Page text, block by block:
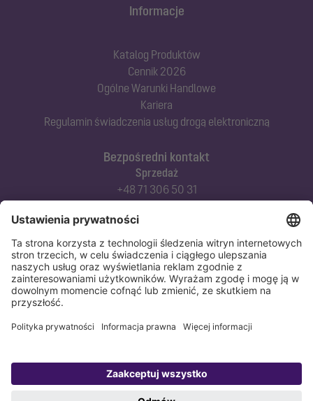
Bezpośredni kontakt
Sprzedaż
+48 71 306 50 31
Doradztwo techniczne
Serwis techniczny
+48 71 306 50 51
Informacje
Katalog Produktów
Cennik 2026
Ogólne Warunki Handlowe
Kariera
Regulamin świadczenia usług drogą elektroniczną
Polityka prywatności Stopka redakcyjna